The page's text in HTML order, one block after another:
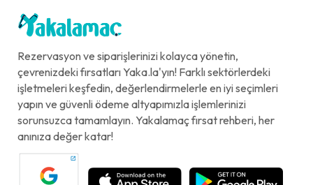
Rezervasyon ve siparişlerinizi kolayca yönetin,
çevrenizdeki fırsatları Yaka.la'yın! Farklı sektörlerdeki
işletmeleri keşfedin, değerlendirmelerle en iyi seçimleri
yapın ve güvenli ödeme altyapımızla işlemlerinizi
sorunsuzca tamamlayın. Yakalamaç fırsat rehberi, her
anınıza değer katar!